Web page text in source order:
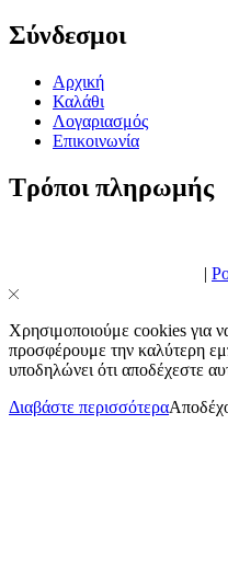
Σύνδεσμοι
Αρχική
Καλάθι
Λογαριασμός
Επικοινωνία
Τρόποι πληρωμής
|
Χρησιμοποιούμε cookies για
προσφέρουμε την καλύτερη
υποδηλώνει ότι αποδέχεστε
Διαβάστε περισσότερα